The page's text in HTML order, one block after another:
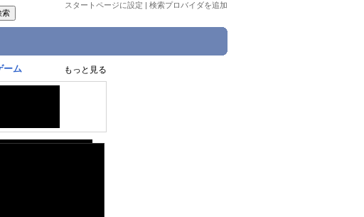
スタートページに設定 | 検索プロバイダを追加
ーム もっと見る